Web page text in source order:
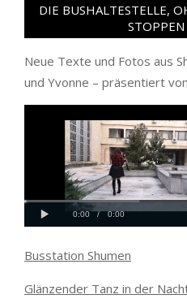
DIE BUSHALTESTELLE,
Neue Texte und Fotos aus
und Yvonne – präsentiert
Busstation Shumen
Glänzender Tanz in der